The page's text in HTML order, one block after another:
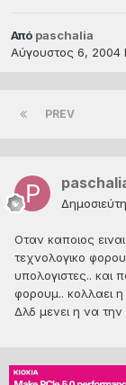
Από paschalia
Αύγουστος 6, 2004
PREV
Οταν καποιος
τεχνολογικο
υπολογιστες.. και
φορουμ.. κολλαει η
Δλδ μενει η να